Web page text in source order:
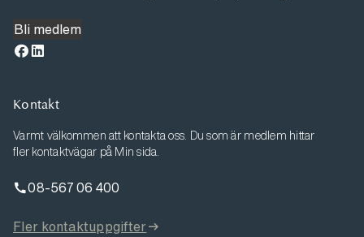
Bli medlem
Kontakt
Varmt välkommen att kontakta oss. Du som är medlem hittar
fler kontaktvägar på Min sida.
08-567 06 400
Fler kontaktuppgifter